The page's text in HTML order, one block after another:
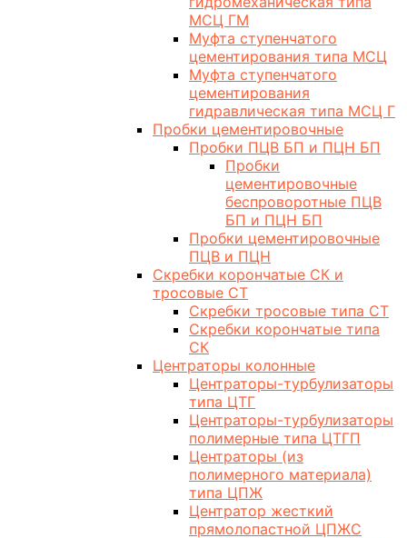
МСЦ ГМ
Муфта ступенчатого
цементирования типа МСЦ
Муфта ступенчатого
цементирования
гидравлическая типа МСЦ Г
Пробки цементировочные
Пробки ПЦВ БП и ПЦН БП
Пробки
цементировочные
беспроворотные ПЦВ
БП и ПЦН БП
Пробки цементировочные
ПЦВ и ПЦН
Скребки корончатые СК и
тросовые СТ
Скребки тросовые типа СТ
Скребки корончатые типа
СК
Центраторы колонные
Центраторы-турбулизаторы
типа ЦТГ
Центраторы-турбулизаторы
полимерные типа ЦТГП
Центраторы (из
полимерного материала)
типа ЦПЖ
Центратор жесткий
прямолопастной ЦПЖС